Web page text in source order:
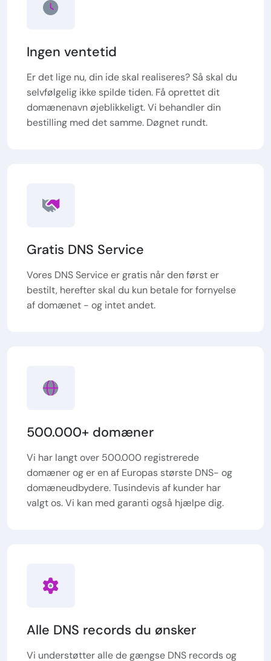
Ingen ventetid
Er det lige nu, din ide skal realiseres? Så skal du
selvfølgelig ikke spilde tiden. Få oprettet dit
domænenavn øjeblikkeligt. Vi behandler din
bestilling med det samme. Døgnet rundt.
Gratis DNS Service
Vores DNS Service er gratis når den først er
bestilt, herefter skal du kun betale for fornyelse
af domænet - og intet andet.
500.000+ domæner
Vi har langt over 500.000 registrerede
domæner og er en af Europas største DNS- og
domæneudbydere. Tusindevis af kunder har
valgt os. Vi kan med garanti også hjælpe dig.
Alle DNS records du ønsker
Vi understøtter alle de gængse DNS records og